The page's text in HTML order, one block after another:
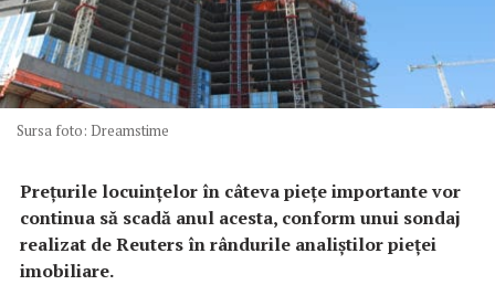
Sursa foto: Dreamstime
Preţurile locuinţelor în câteva pieţe importante vor
continua să scadă anul acesta, conform unui sondaj
realizat de Reuters în rândurile analiştilor pieţei
imobiliare.